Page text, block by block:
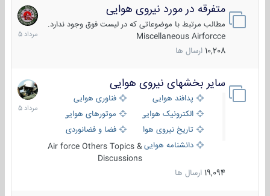
متفرقه در مورد نیروی هوایی
مطالب مرتبط با موضوعاتی که در لیست فوق وجود ندارد.
Miscellaneous Airforcce
10,208 ارسال ها
7
مرداد
1405
سایر بخشهای نیروی هوایی
پدافند هوایی
فناوری هوایی
الکترونیک هوایی
موتورهای هوایی
تاریخ نیروی هوایی
فضا و فضانوردی
دانشنامه هواییAir force Others Topics &
Discussions
19,094 ارسال ها
2
مرداد
1405